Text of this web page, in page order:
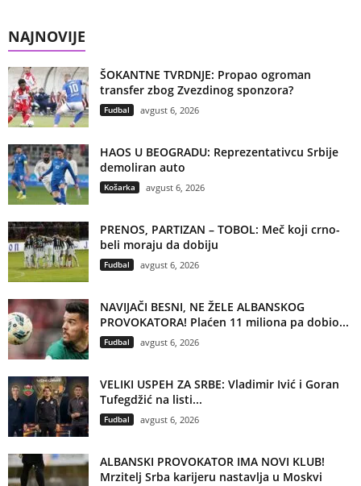
NAJNOVIJE
ŠOKANTNE TVRDNJE: Propao ogroman
transfer zbog Zvezdinog sponzora?
Fudbal avgust 6, 2026
HAOS U BEOGRADU: Reprezentativcu Srbije
demoliran auto
Košarka avgust 6, 2026
PRENOS, PARTIZAN – TOBOL: Meč koji crno-
beli moraju da dobiju
Fudbal avgust 6, 2026
NAVIJAČI BESNI, NE ŽELE ALBANSKOG
PROVOKATORA! Plaćen 11 miliona pa dobio...
Fudbal avgust 6, 2026
VELIKI USPEH ZA SRBE: Vladimir Ivić i Goran
Tufegdžić na listi...
Fudbal avgust 6, 2026
ALBANSKI PROVOKATOR IMA NOVI KLUB!
Mrzitelj Srba karijeru nastavlja u Moskvi